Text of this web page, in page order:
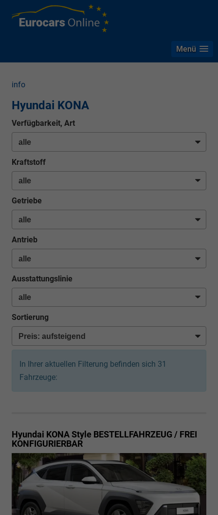
Menü
info
Hyundai KONA
Verfügbarkeit, Art
Kraftstoff
Getriebe
Antrieb
Ausstattungslinie
Sortierung
In Ihrer aktuellen Filterung befinden sich 31
Fahrzeuge:
Hyundai KONAStyle BESTELLFAHRZEUG / FREI
KONFIGURIERBAR